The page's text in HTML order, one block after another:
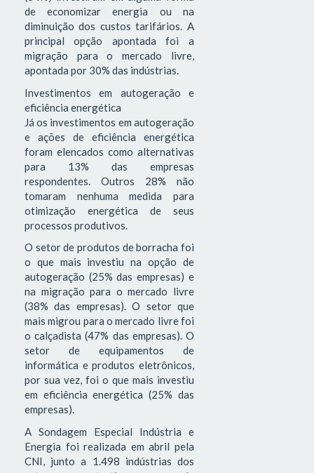
de economizar energia ou na
diminuição dos custos tarifários. A
principal opção apontada foi a
migração para o mercado livre,
apontada por 30% das indústrias.
Investimentos em autogeração e
eficiência energética
Já os investimentos em autogeração
e ações de eficiência energética
foram elencados como alternativas
para 13% das empresas
respondentes. Outros 28% não
tomaram nenhuma medida para
otimização energética de seus
processos produtivos.
O setor de produtos de borracha foi
o que mais investiu na opção de
autogeração (25% das empresas) e
na migração para o mercado livre
(38% das empresas). O setor que
mais migrou para o mercado livre foi
o calçadista (47% das empresas). O
setor de equipamentos de
informática e produtos eletrônicos,
por sua vez, foi o que mais investiu
em eficiência energética (25% das
empresas).
A Sondagem Especial Indústria e
Energia foi realizada em abril pela
CNI, junto a 1.498 indústrias dos